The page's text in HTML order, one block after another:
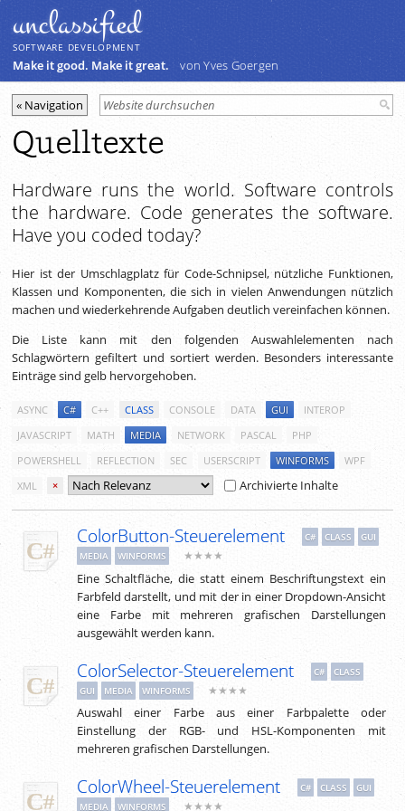
unclassiﬁed
SOFTWARE DEVELOPMENT
Make it good. Make it great. von Yves Goergen
Quelltexte
Hardware runs the world. Software controls
the hardware. Code generates the software.
Have you coded today?
Hier ist der Umschlagplatz für Code-Schnipsel, nützliche Funktionen,
Klassen und Komponenten, die sich in vielen Anwendungen nützlich
machen und wiederkehrende Aufgaben deutlich vereinfachen können.
Die Liste kann mit den folgenden Auswahlelementen nach
Schlagwörtern gefiltert und sortiert werden. Besonders interessante
Einträge sind gelb hervorgehoben.
ASYNC C# C++ CLASS CONSOLE DATA GUI
INTEROP
JAVASCRIPT
MATH MEDIA NETWORK PASCAL
PHP
POWERSHELL
REFLECTION SEC USERSCRIPT WINFORMS
WPF
XML
× Archivierte Inhalte
ColorButton-Steuerelement C# CLASS
GUI
MEDIA
WINFORMS ★★★★
Eine Schaltfläche, die statt einem Beschriftungstext ein
Farbfeld darstellt, und mit der in einer Dropdown-Ansicht
eine Farbe mit mehreren grafischen Darstellungen
ausgewählt werden kann.
ColorSelector-Steuerelement C#
CLASS
GUI
MEDIA WINFORMS ★★★★
Auswahl einer Farbe aus einer Farbpalette oder
Einstellung der RGB- und HSL-Komponenten mit
mehreren grafischen Darstellungen.
ColorWheel-Steuerelement C# CLASS
GUI
MEDIA
WINFORMS ★★★★